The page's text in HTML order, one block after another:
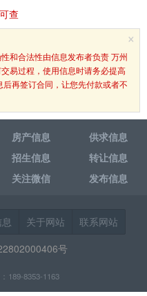
查
×
和合法性由信息发布者负责 万州
易过程，使用信息时请务必提高
再签订合同，让您先付款或者不
房产信息
供求信息
招生信息
转让信息
关注微信 发布信息
关于网站
联系网站
号
189-8353-1163